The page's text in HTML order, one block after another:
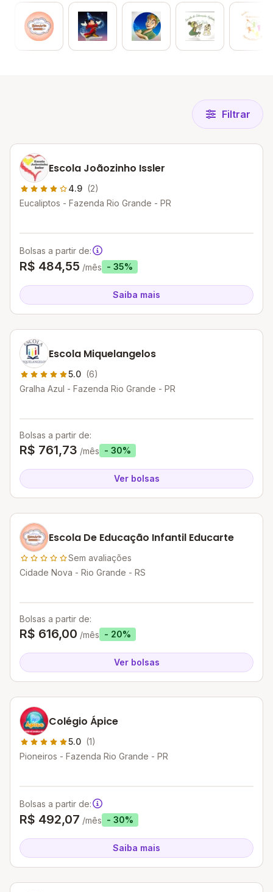
Filtrar
Escola Joãozinho Issler
4.9 (2)
Eucaliptos - Fazenda Rio Grande - PR
Bolsas a partir de:
R$ 484,55 /mês - 35%
Saiba mais
Escola Miquelangelos
5.0 (6)
Gralha Azul - Fazenda Rio Grande - PR
Bolsas a partir de:
R$ 761,73 /mês - 30%
Ver bolsas
Escola De Educação Infantil Educarte
Sem avaliações
Cidade Nova - Rio Grande - RS
Bolsas a partir de:
R$ 616,00 /mês - 20%
Ver bolsas
Colégio Ápice
5.0 (1)
Pioneiros - Fazenda Rio Grande - PR
Bolsas a partir de:
R$ 492,07 /mês - 30%
Saiba mais